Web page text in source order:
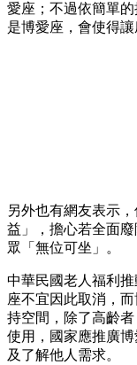
愛座；不過依簡單
是博愛座，會使得讓
另外也有網友表示
益」，擔心若全面
眾「無位可坐」。
中華民國老人福利
座不宜因此取消，
持空間，除了高齡
使用，國家應推廣
及了解他人需求。